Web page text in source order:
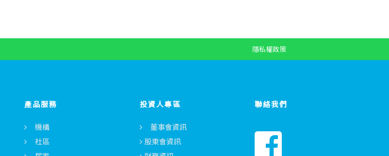
隱私權政策
產品服務
機構
社區
投資人專區
董事會資訊
股東會資訊
聯絡我們